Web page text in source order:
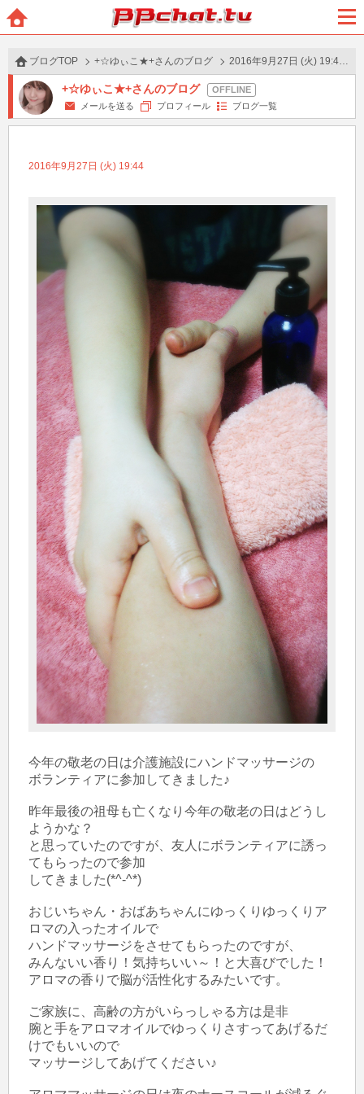
BBchatTV
ュー
ブログTOP +☆ゆぃこ★+さんのブログ 2016年9月27日 (火) 19:44 の投稿
+☆ゆぃこ★+さんのブログ
メールを送る プロフィール ブログ一覧
2016年9月27日 (火) 19:44
今年の敬老の日は介護施設にハンドマッサージの
ボランティアに参加してきました♪
昨年最後の祖母も亡くなり今年の敬老の日はどうし
ようかな？
と思っていたのですが、友人にボランティアに誘っ
てもらったので参加
してきました(*^-^*)
おじいちゃん・おばあちゃんにゆっくりゆっくりア
ロマの入ったオイルで
ハンドマッサージをさせてもらったのですが、
みんないい香り！気持ちいい～！と大喜びでした！
アロマの香りで脳が活性化するみたいです。
ご家族に、高齢の方がいらっしゃる方は是非
腕と手をアロマオイルでゆっくりさすってあげるだ
けでもいいので
マッサージしてあげてください♪